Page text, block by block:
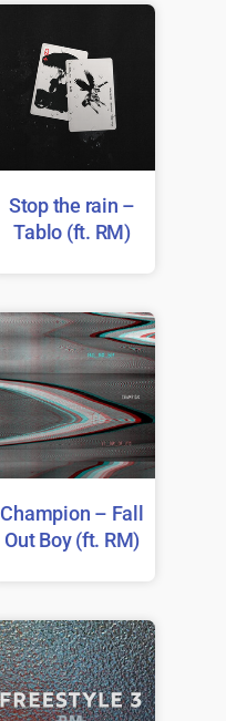
Stop the rain –
Tablo (ft. RM)
Champion – Fall
Out Boy (ft. RM)